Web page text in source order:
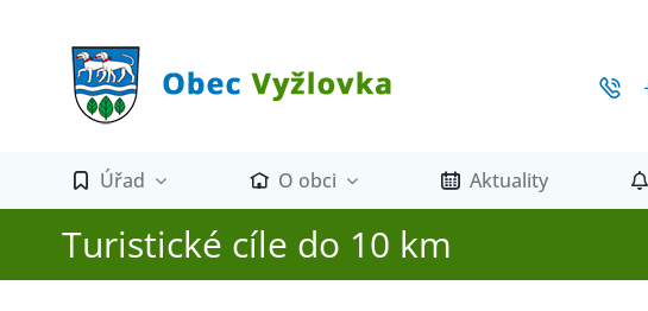
Úřad O obci Aktuality
Turistické cíle do 10 km